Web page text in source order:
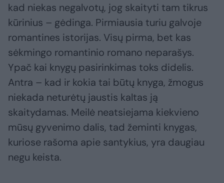
kad niekas negalvotų, jog skaityti tam tikrus
kūrinius – gėdinga. Pirmiausia turiu galvoje
romantines istorijas. Visų pirma, bet kas
sėkmingo romantinio romano neparašys.
Ypač kai knygų pasirinkimas toks didelis.
Antra – kad ir kokia tai būtų knyga, žmogus
niekada neturėtų jaustis kaltas ją
skaitydamas. Meilė neatsiejama kiekvieno
mūsų gyvenimo dalis, tad žeminti knygas,
kuriose rašoma apie santykius, yra daugiau
negu keista.